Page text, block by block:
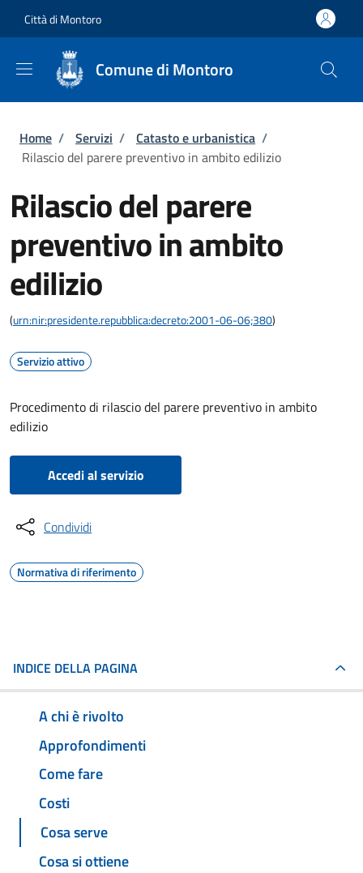
Città di Montoro
Comune di Montoro
Briciole di pane
Home / Servizi / Catasto e urbanistica /
Rilascio del parere preventivo in ambito edilizio
Rilascio del parere
preventivo in ambito
edilizio
(urn:nir:presidente.repubblica:decreto:2001-06-06;380)
Servizio attivo
Procedimento di rilascio del parere preventivo in ambito
edilizio
Accedi al servizio
Condividi
Normativa di riferimento
INDICE DELLA PAGINA
A chi è rivolto
Approfondimenti
Come fare
Costi
Cosa serve
Cosa si ottiene